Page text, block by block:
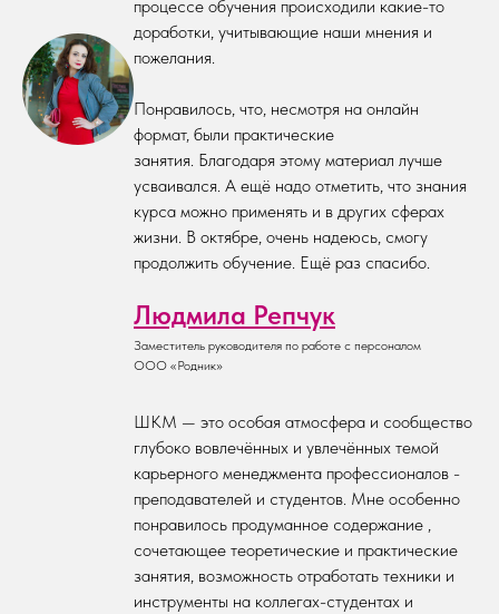
процессе обучения происходили какие-то
доработки, учитывающие наши мнения и
пожелания.
Понравилось, что, несмотря на онлайн
формат, были практические
занятия. Благодаря этому материал лучше
усваивался. А ещё надо отметить, что знания
курса можно применять и в других сферах
жизни. В октябре, очень надеюсь, смогу
продолжить обучение. Ещё раз спасибо.
Людмила Репчук
Заместитель руководителя по работе с персоналом
ООО «Родник»
ШКМ — это особая атмосфера и сообщество
глубоко вовлечённых и увлечённых темой
карьерного менеджмента профессионалов -
преподавателей и студентов. Мне особенно
понравилось продуманное содержание ,
сочетающее теоретические и практические
занятия, возможность отработать техники и
инструменты на коллегах-студентах и